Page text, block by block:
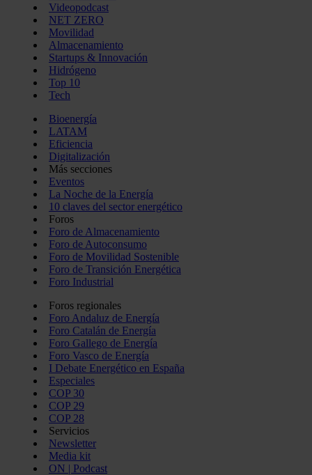
Videopodcast
NET ZERO
Movilidad
Almacenamiento
Startups & Innovación
Hidrógeno
Top 10
Tech
Bioenergía
LATAM
Eficiencia
Digitalización
Más secciones
Eventos
La Noche de la Energía
10 claves del sector energético
Foros
Foro de Almacenamiento
Foro de Autoconsumo
Foro de Movilidad Sostenible
Foro de Transición Energética
Foro Industrial
Foros regionales
Foro Andaluz de Energía
Foro Catalán de Energía
Foro Gallego de Energía
Foro Vasco de Energía
I Debate Energético en España
Especiales
COP 30
COP 29
COP 28
Servicios
Newsletter
Media kit
ON | Podcast